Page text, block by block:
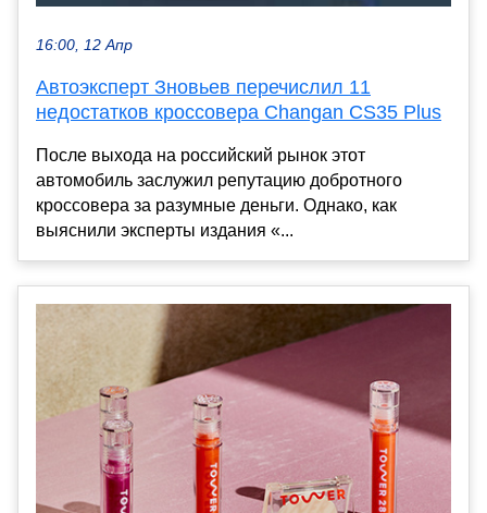
16:00, 12 Апр
Автоэксперт Зновьев перечислил 11
недостатков кроссовера Changan CS35 Plus
После выхода на российский рынок этот
автомобиль заслужил репутацию добротного
кроссовера за разумные деньги. Однако, как
выяснили эксперты издания «...